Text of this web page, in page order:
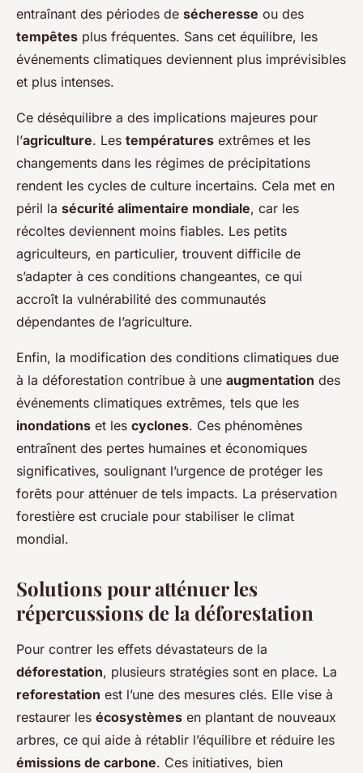
entraînant des périodes de sécheresse ou des
tempêtes plus fréquentes. Sans cet équilibre, les
événements climatiques deviennent plus imprévisibles
et plus intenses.
Ce déséquilibre a des implications majeures pour
l’agriculture. Les températures extrêmes et les
changements dans les régimes de précipitations
rendent les cycles de culture incertains. Cela met en
péril la sécurité alimentaire mondiale, car les
récoltes deviennent moins fiables. Les petits
agriculteurs, en particulier, trouvent difficile de
s’adapter à ces conditions changeantes, ce qui
accroît la vulnérabilité des communautés
dépendantes de l’agriculture.
Enfin, la modification des conditions climatiques due
à la déforestation contribue à une augmentation des
événements climatiques extrêmes, tels que les
inondations et les cyclones. Ces phénomènes
entraînent des pertes humaines et économiques
significatives, soulignant l’urgence de protéger les
forêts pour atténuer de tels impacts. La préservation
forestière est cruciale pour stabiliser le climat
mondial.
Solutions pour atténuer les
répercussions de la déforestation
Pour contrer les effets dévastateurs de la
déforestation, plusieurs stratégies sont en place. La
reforestation est l’une des mesures clés. Elle vise à
restaurer les écosystèmes en plantant de nouveaux
arbres, ce qui aide à rétablir l’équilibre et réduire les
émissions de carbone. Ces initiatives, bien